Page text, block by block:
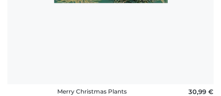
Merry Christmas Plants
30,99 €